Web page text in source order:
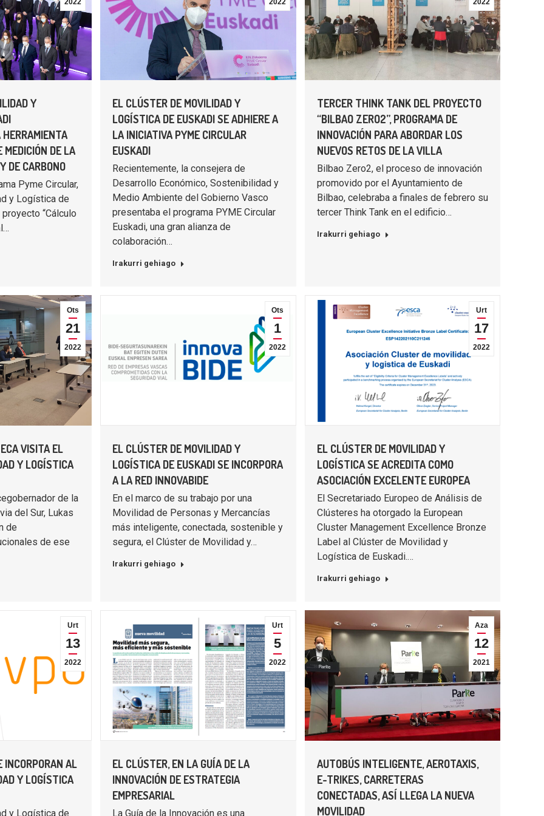
2022
Y
DE LA
DE CARBONO
Pyme Circular,
y Logística de
“Cálculo
2022
EL CLÚSTER DE MOVILIDAD Y
LOGÍSTICA DE EUSKADI SE ADHIERE A
LA INICIATIVA PYME CIRCULAR
EUSKADI
Recientemente, la consejera de
Desarrollo Económico, Sostenibilidad y
Medio Ambiente del Gobierno Vasco
presentaba el programa PYME Circular
Euskadi, una gran alianza de
colaboración…
Irakurri gehiago
2022
TERCER THINK TANK DEL PROYECTO
“BILBAO ZERO2”, PROGRAMA DE
INNOVACIÓN PARA ABORDAR LOS
NUEVOS RETOS DE LA VILLA
Bilbao Zero2, el proceso de innovación
promovido por el Ayuntamiento de
Bilbao, celebraba a finales de febrero su
tercer Think Tank en el edificio…
Irakurri gehiago
Ots
21
2022
VISITA EL
Y LOGÍSTICA
de la
del Sur, Lukas
de
de ese
Ots
1
2022
EL CLÚSTER DE MOVILIDAD Y
LOGÍSTICA DE EUSKADI SE INCORPORA
A LA RED INNOVABIDE
En el marco de su trabajo por una
Movilidad de Personas y Mercancías
más inteligente, conectada, sostenible y
segura, el Clúster de Movilidad y…
Irakurri gehiago
Urt
17
2022
EL CLÚSTER DE MOVILIDAD Y
LOGÍSTICA SE ACREDITA COMO
ASOCIACIÓN EXCELENTE EUROPEA
El Secretariado Europeo de Análisis de
Clústeres ha otorgado la European
Cluster Management Excellence Bronze
Label al Clúster de Movilidad y
Logística de Euskadi.…
Irakurri gehiago
Urt
13
2022
INCORPORAN AL
Y LOGÍSTICA
y Logística de
Urt
5
2022
EL CLÚSTER, EN LA GUÍA DE LA
INNOVACIÓN DE ESTRATEGIA
EMPRESARIAL
La Guía de la Innovación es una
Aza
12
2021
AUTOBÚS INTELIGENTE, AEROTAXIS,
E-TRIKES, CARRETERAS
CONECTADAS, ASÍ LLEGA LA NUEVA
MOVILIDAD